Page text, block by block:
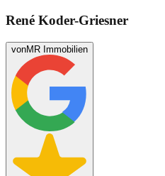
René Koder-Griesner
vonMR Immobilien